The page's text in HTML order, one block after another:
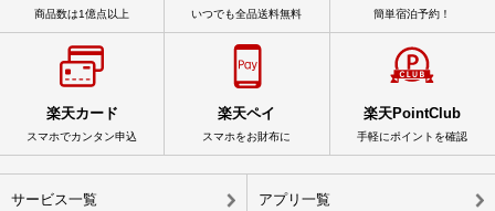
商品数は1億点以上 いつでも全品送料無料 簡単宿泊予約！
楽天カード
スマホでカンタン申込
楽天ペイ
スマホをお財布に
楽天PointClub
手軽にポイントを確認
サービス一覧 アプリ一覧